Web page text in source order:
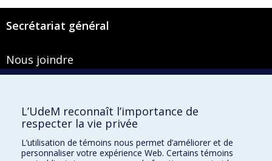
Secrétariat général
Nous joindre
Montréal (Québec) H3T 1J4
Courriel :secretariat-general@umontreal.ca
Admission
L’UdeM reconnaît l’importance de
respecter la vie privée
L’utilisation de témoins nous permet d’améliorer et de
personnaliser votre expérience Web. Certains témoins